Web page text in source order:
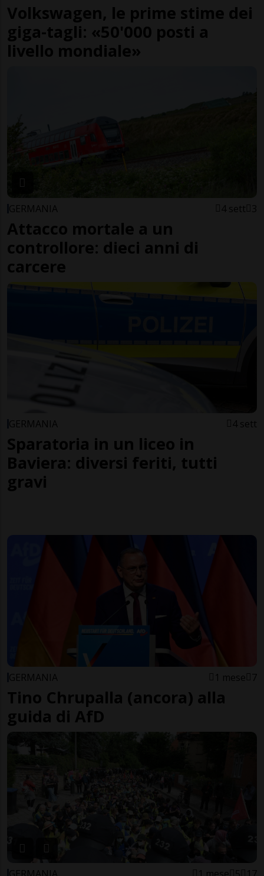
Volkswagen, le prime stime dei
giga-tagli: «50'000 posti a
livello mondiale»
GERMANIA 4 sett 3
Attacco mortale a un
controllore: dieci anni di
carcere
GERMANIA 4 sett
Sparatoria in un liceo in
Baviera: diversi feriti, tutti
gravi
GERMANIA 1 mese 7
Tino Chrupalla (ancora) alla
guida di AfD